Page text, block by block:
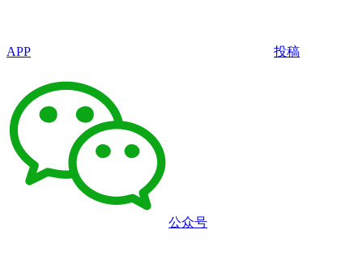
APP 投稿
公众号